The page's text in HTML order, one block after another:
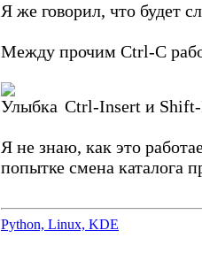
Я же говорил, что будет
Между прочим Ctrl-C
Ctrl-Insert и
Я не знаю, как это
попытке смена каталога
Python, Linux, KDE